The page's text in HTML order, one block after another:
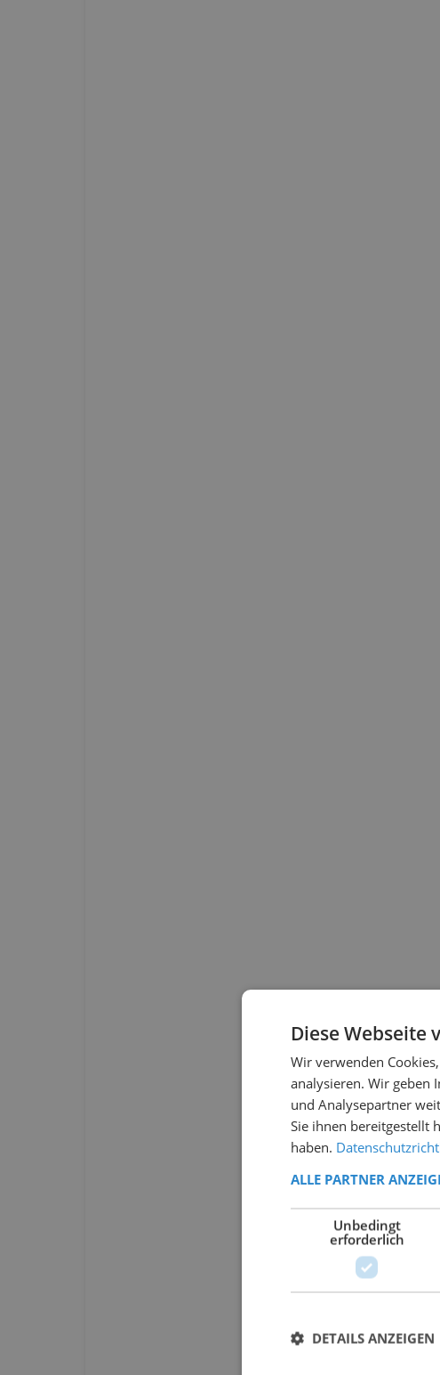
Diese Webseite
Wir verwenden
analysieren. Wir geben
und Analysepartner
Sie ihnen bereitgestellt
haben.
ALLE PARTNER
Unbedingt
erforderlich
DETAILS ANZEIGEN